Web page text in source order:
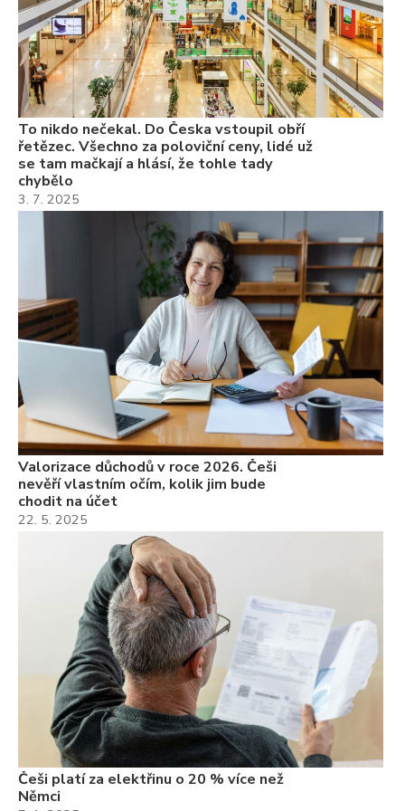
To nikdo nečekal. Do Česka vstoupil obří
řetězec. Všechno za poloviční ceny, lidé už
se tam mačkají a hlásí, že tohle tady
chybělo
3. 7. 2025
Valorizace důchodů v roce 2026. Češi
nevěří vlastním očím, kolik jim bude
chodit na účet
22. 5. 2025
Češi platí za elektřinu o 20 % více než
Němci